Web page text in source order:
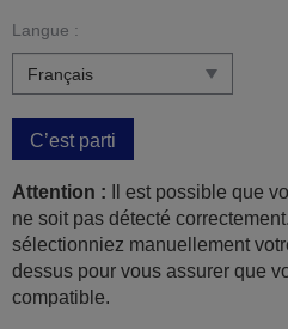
Langue :
C’est parti
Attention : Il est possible que
ne soit pas détecté
sélectionniez manuellement
dessus pour vous assurer que
compatible.